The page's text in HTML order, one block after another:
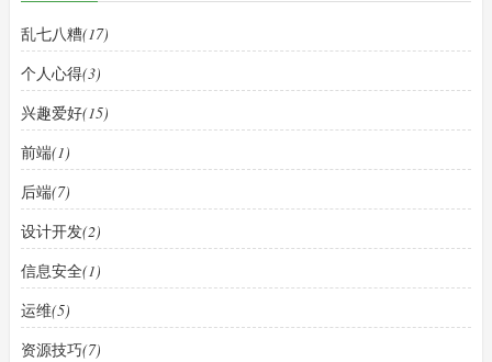
乱七八糟(17)
个人心得(3)
兴趣爱好(15)
前端(1)
后端(7)
设计开发(2)
信息安全(1)
运维(5)
资源技巧(7)